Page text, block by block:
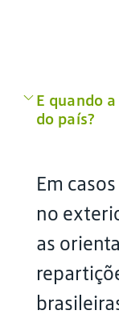
E quando
do país?
Em
no
as